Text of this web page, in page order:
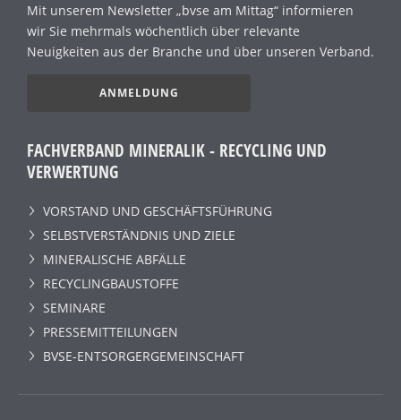
Mit unserem Newsletter „bvse am Mittag“ informieren
wir Sie mehrmals wöchentlich über relevante
Neuigkeiten aus der Branche und über unseren Verband.
ANMELDUNG
FACHVERBAND MINERALIK - RECYCLING UND
VERWERTUNG
VORSTAND UND GESCHÄFTSFÜHRUNG
SELBSTVERSTÄNDNIS UND ZIELE
MINERALISCHE ABFÄLLE
RECYCLINGBAUSTOFFE
SEMINARE
PRESSEMITTEILUNGEN
BVSE-ENTSORGERGEMEINSCHAFT